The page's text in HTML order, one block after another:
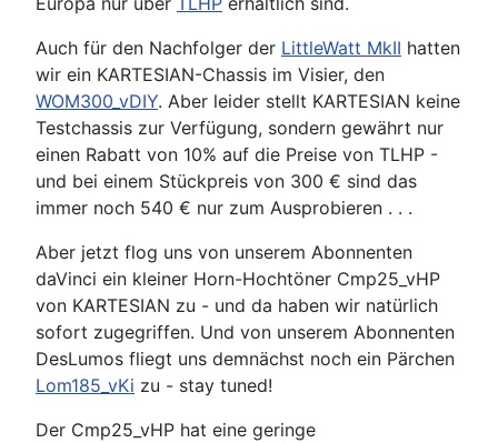
Auch für den Nachfolger der LittleWatt MkII hatten
wir ein KARTESIAN-Chassis im Visier, den
WOM300_vDIY. Aber leider stellt KARTESIAN keine
Testchassis zur Verfügung, sondern gewährt nur
einen Rabatt von 10% auf die Preise von TLHP -
und bei einem Stückpreis von 300 € sind das
immer noch 540 € nur zum Ausprobieren . . .
Aber jetzt flog uns von unserem Abonnenten
daVinci ein kleiner Horn-Hochtöner Cmp25_vHP
von KARTESIAN zu - und da haben wir natürlich
sofort zugegriffen. Und von unserem Abonnenten
DesLumos fliegt uns demnächst noch ein Pärchen
Lom185_vKi zu - stay tuned!
Der Cmp25_vHP hat eine geringe